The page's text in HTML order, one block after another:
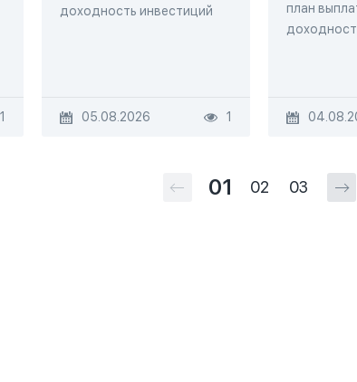
1
доходность инвестиций
05.08.2026 1
план
01 02 03